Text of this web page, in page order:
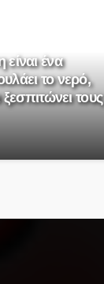
ένα
το νερό,
ξεσπιτώνει τους